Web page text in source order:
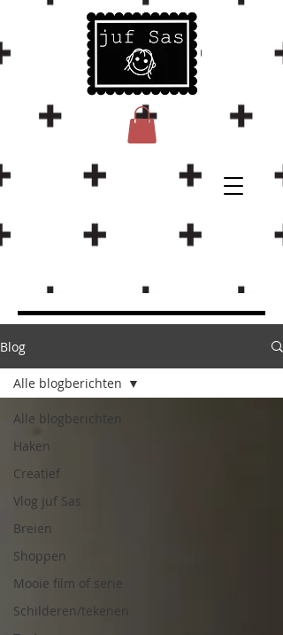
Blog
Alle blogberichten
Haken
Creatief
Vlog juf Sas
Breien
Shoppen
Mooie film of serie
Schilderen/tekenen
Alle blogberichten